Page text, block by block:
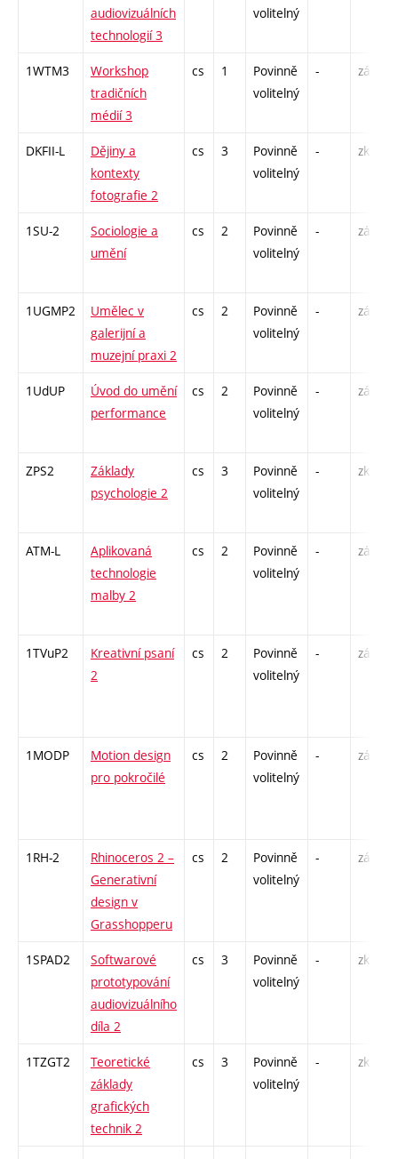
audiovizuálních
technologií 3
volitelný
1WTM3
Workshop
tradičních
médií 3
cs 1
Povinně
volitelný
- zá
DKFII-L
Dějiny a
kontexty
fotografie 2
cs 3
Povinně
volitelný
- zk
1SU-2
Sociologie a
umění
cs 2
Povinně
volitelný
- zá
1UGMP2
Umělec v
galerijní a
muzejní praxi 2
cs 2
Povinně
volitelný
- zá
1UdUP
Úvod do umění
performance
cs 2
Povinně
volitelný
- zá
ZPS2
Základy
psychologie 2
cs 3
Povinně
volitelný
- zk
ATM-L
Aplikovaná
technologie
malby 2
cs 2
Povinně
volitelný
- zá
1TVuP2
Kreativní psaní
2
cs 2
Povinně
volitelný
- zá
1MODP
Motion design
pro pokročilé
cs 2
Povinně
volitelný
- zá
1RH-2
Rhinoceros 2 –
Generativní
design v
Grasshopperu
cs 2
Povinně
volitelný
- zá
1SPAD2
Softwarové
prototypování
audiovizuálního
díla 2
cs 3
Povinně
volitelný
- zk
1TZGT2
Teoretické
základy
grafických
technik 2
cs 3
Povinně
volitelný
- zk